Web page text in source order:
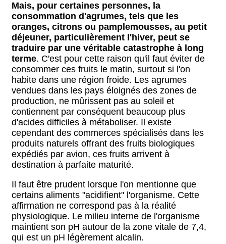
Mais, pour certaines personnes, la
consommation d'agrumes, tels que les
oranges, citrons ou pamplemousses, au petit
déjeuner, particulièrement l'hiver, peut se
traduire par une véritable catastrophe à long
terme. C'est pour cette raison qu'il faut éviter de
consommer ces fruits le matin, surtout si l'on
habite dans une région froide. Les agrumes
vendues dans les pays éloignés des zones de
production, ne mûrissent pas au soleil et
contiennent par conséquent beaucoup plus
d'acides difficiles à métaboliser. Il existe
cependant des commerces spécialisés dans les
produits naturels offrant des fruits biologiques
expédiés par avion, ces fruits arrivent à
destination à parfaite maturité.
Il faut être prudent lorsque l'on mentionne que
certains aliments "acidifient" l'organisme. Cette
affirmation ne correspond pas à la réalité
physiologique. Le milieu interne de l'organisme
maintient son pH autour de la zone vitale de 7,4,
qui est un pH légèrement alcalin.